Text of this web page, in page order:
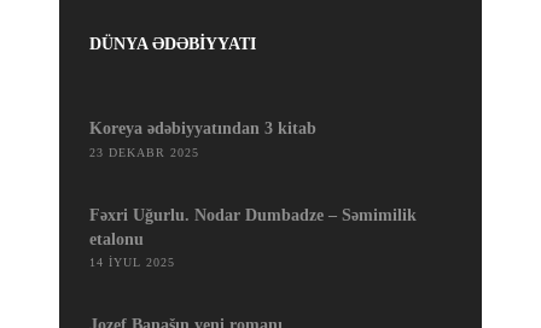
DÜNYA ƏDƏBİYYATI
Koreya ədəbiyyatından 3 kitab
23 DEKABR 2025
Fəxri Uğurlu. Nodar Dumbadze – Səmimilik
etalonu
14 İYUL 2025